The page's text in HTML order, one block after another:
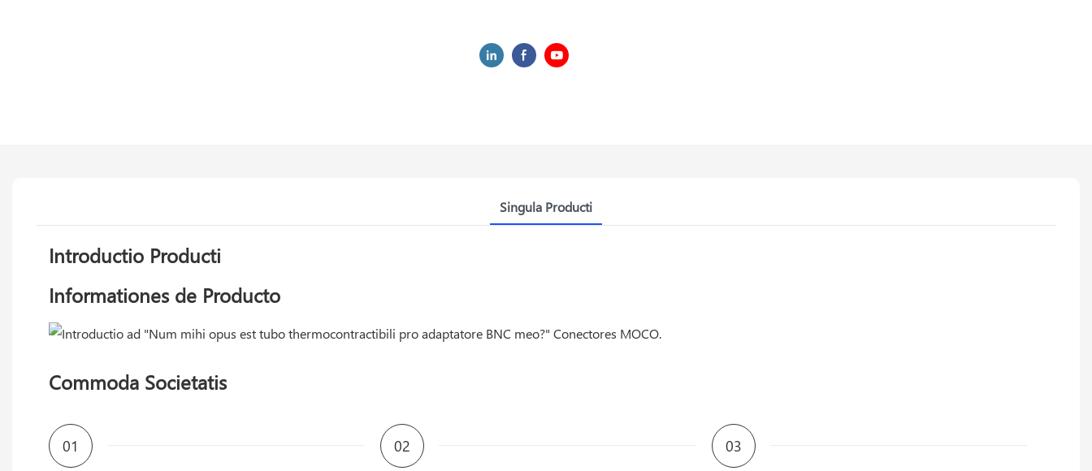
Singula Producti
Introductio Producti
Informationes de Producto
Commoda Societatis
01 02 03